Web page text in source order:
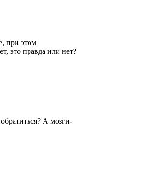
при этом
это правда или нет?
А мозги-